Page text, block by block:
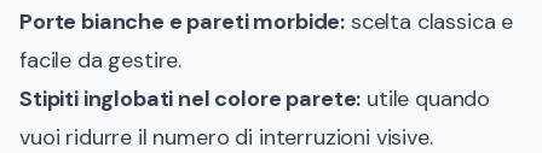
Porte bianche e pareti morbide: scelta classica e
facile da gestire.
Stipiti inglobati nel colore parete: utile quando
vuoi ridurre il numero di interruzioni visive.